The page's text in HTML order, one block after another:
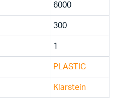
6000
300
1
PLASTIC
Klarstein